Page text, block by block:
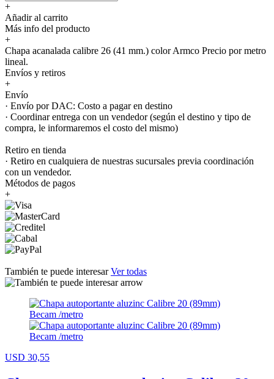
+
Añadir al carrito
Más info del producto
+
Chapa acanalada calibre 26 (41 mm.) color Armco Precio por metro
lineal.
Envíos y retiros
+
Envío
· Envío por DAC: Costo a pagar en destino
· Coordinar entrega con un vendedor (según el destino y tipo de
compra, le informaremos el costo del mismo)
Retiro en tienda
· Retiro en cualquiera de nuestras sucursales previa coordinación
con un vendedor.
Métodos de pagos
+
También te puede interesarVer todas
USD 30,55